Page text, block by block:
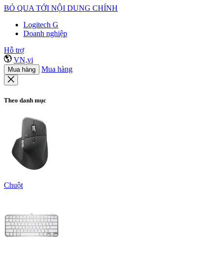
BỎ QUA TỚI NỘI DUNG CHÍNH
Logitech G
Doanh nghiệp
Hỗ trợ
VN,vi
Mua hàng Mua hàng
Theo danh mục
Chuột